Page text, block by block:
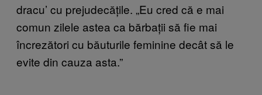
dracu’ cu prejudecățile. „Eu cred că e mai
comun zilele astea ca bărbații să fie mai
încrezători cu băuturile feminine decât să le
evite din cauza asta.”